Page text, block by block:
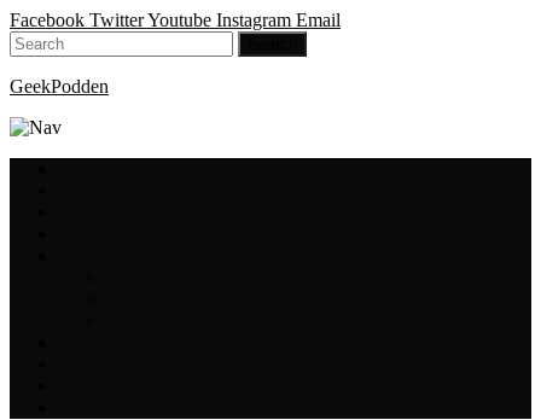
Facebook TwitterYoutube Instagram Email
GeekPodden